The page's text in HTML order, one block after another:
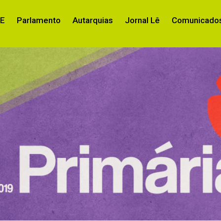
Parlamento Autarquias Jornal Lê